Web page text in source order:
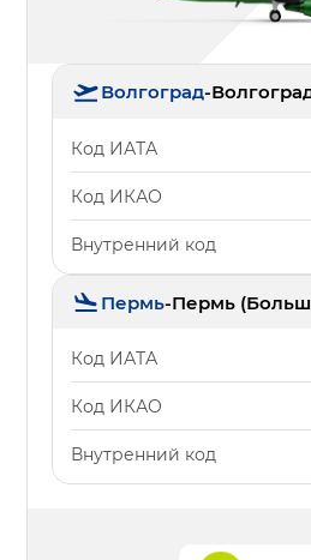
Волгоград-
Код ИАТА
Код ИКАО
Внутренний код
Пермь-Пермь
Код ИАТА
Код ИКАО
Внутренний код